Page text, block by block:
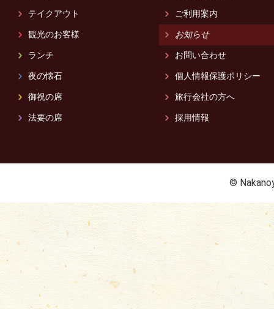
テイクアウト
観光のお客様
ランチ
夜の懐石
御祝の席
法要の席
ご利用案内
お知らせ
お問い合わせ
個人情報保護ポリシー
旅行会社の方へ
採用情報
©